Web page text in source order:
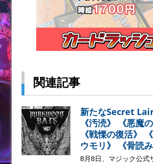
関連記事
新たなSecret Lair
《汚涜》 《悪魔
《戦慄の復活》
ウモリ》 《骨読
8月8日、マジック公式